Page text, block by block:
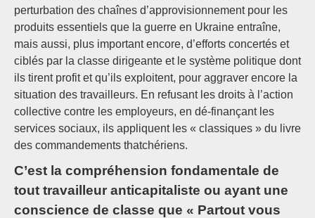
perturbation des chaînes d’approvisionnement pour les
produits essentiels que la guerre en Ukraine entraîne,
mais aussi, plus important encore, d’efforts concertés et
ciblés par la classe dirigeante et le système politique dont
ils tirent profit et qu’ils exploitent, pour aggraver encore la
situation des travailleurs. En refusant les droits à l’action
collective contre les employeurs, en dé-finançant les
services sociaux, ils appliquent les « classiques » du livre
des commandements thatchériens.
C’est la compréhension fondamentale de
tout travailleur anticapitaliste ou ayant une
conscience de classe que « Partout vous